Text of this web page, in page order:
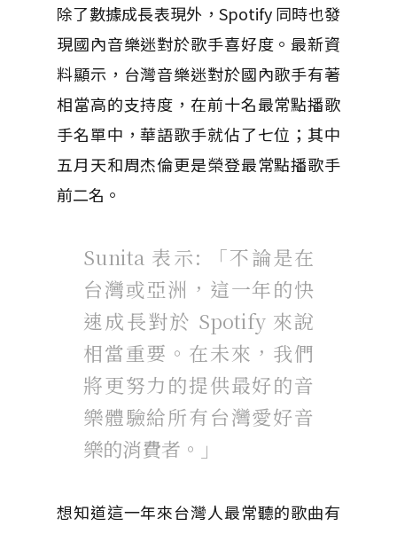
除了數據成長表現外，Spotify 同時也發
現國內音樂迷對於歌手喜好度。最新資
料顯示，台灣音樂迷對於國內歌手有著
相當高的支持度，在前十名最常點播歌
手名單中，華語歌手就佔了七位；其中
五月天和周杰倫更是榮登最常點播歌手
前二名。
Sunita 表示: 「不論是在
台灣或亞洲，這一年的快
速成長對於 Spotify 來說
相當重要。在未來，我們
將更努力的提供最好的音
樂體驗給所有台灣愛好音
樂的消費者。」
想知道這一年來台灣人最常聽的歌曲有